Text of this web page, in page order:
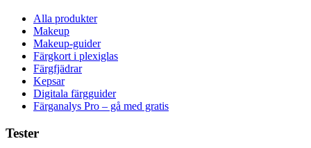
Alla produkter
Makeup
Makeup-guider
Färgkort i plexiglas
Färgfjädrar
Kepsar
Digitala färgguider
Färganalys Pro – gå med gratis
Tester